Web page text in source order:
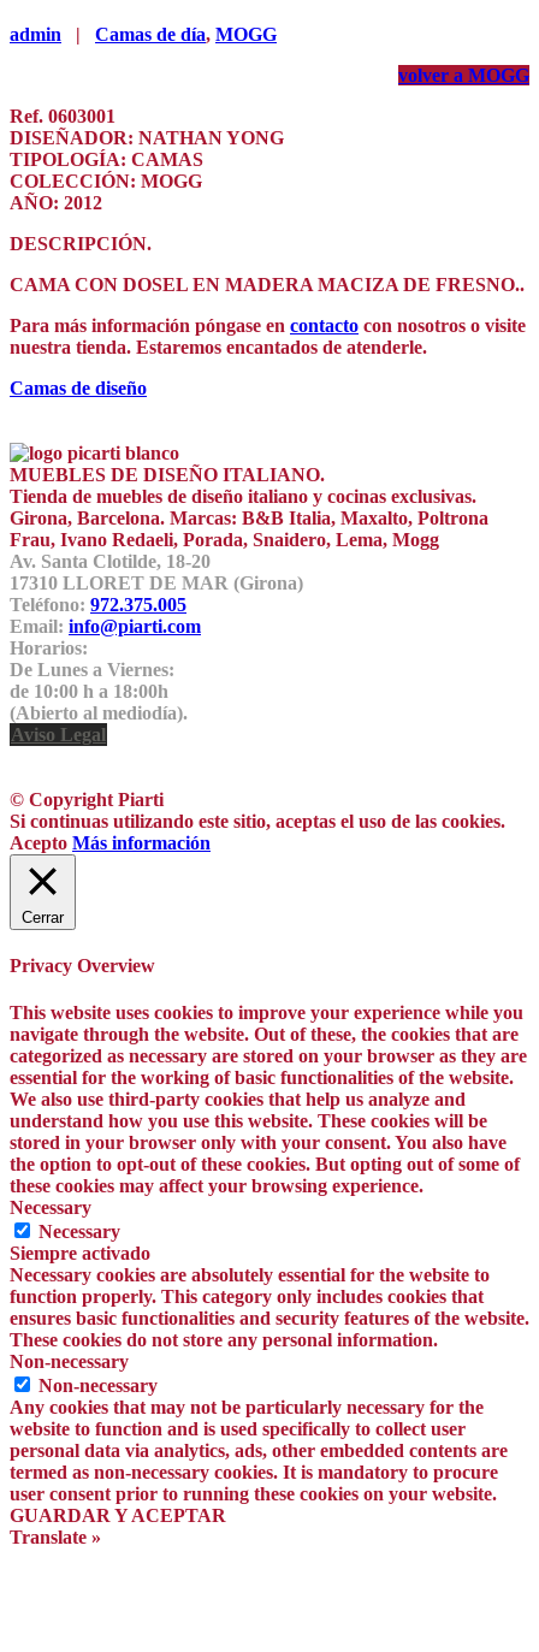
admin | Camas de día, MOGG
volver a MOGG
Ref. 0603001
DISEÑADOR: NATHAN YONG
TIPOLOGÍA: CAMAS
COLECCIÓN: MOGG
AÑO: 2012
DESCRIPCIÓN.
CAMA CON DOSEL EN MADERA MACIZA DE FRESNO..
Para más información póngase en contacto con nosotros o visite
nuestra tienda. Estaremos encantados de atenderle.
Camas de diseño
MUEBLES DE DISEÑO ITALIANO.
Tienda de muebles de diseño italiano y cocinas exclusivas.
Girona, Barcelona. Marcas: B&B Italia, Maxalto, Poltrona
Frau, Ivano Redaeli, Porada, Snaidero, Lema, Mogg
Av. Santa Clotilde, 18-20
17310 LLORET DE MAR (Girona)
Teléfono: 972.375.005
Email: info@piarti.com
Horarios:
De Lunes a Viernes:
de 10:00 h a 18:00h
(Abierto al mediodía).
Aviso Legal
© Copyright Piarti
Si continuas utilizando este sitio, aceptas el uso de las cookies.
Acepto Más información
Cerrar
Privacy Overview
This website uses cookies to improve your experience while you
navigate through the website. Out of these, the cookies that are
categorized as necessary are stored on your browser as they are
essential for the working of basic functionalities of the website.
We also use third-party cookies that help us analyze and
understand how you use this website. These cookies will be
stored in your browser only with your consent. You also have
the option to opt-out of these cookies. But opting out of some of
these cookies may affect your browsing experience.
Necessary
Necessary
Siempre activado
Necessary cookies are absolutely essential for the website to
function properly. This category only includes cookies that
ensures basic functionalities and security features of the website.
These cookies do not store any personal information.
Non-necessary
Non-necessary
Any cookies that may not be particularly necessary for the
website to function and is used specifically to collect user
personal data via analytics, ads, other embedded contents are
termed as non-necessary cookies. It is mandatory to procure
user consent prior to running these cookies on your website.
GUARDAR Y ACEPTAR
Translate »